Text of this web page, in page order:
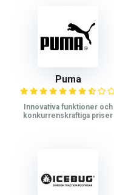
Puma
Innovativa funktioner och
konkurrenskraftiga priser